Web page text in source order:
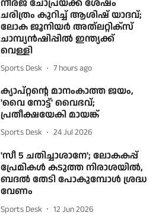
നീരജ് ചോപ്രയ്ക്ക് ശേഷം
ചരിത്രം കുറിച്ച് ആശിഷ് യാദവ്;
ലോക ജൂനിയര്‍ അത്ലറ്റിക്‌സ്
ചാമ്പ്യന്‍ഷിപ്പില്‍ ഇന്ത്യക്ക്
വെള്ളി
Sports Desk 7 hours ago
ക്യാപ്റ്റന്റെ മാനംകാത്ത ജയം,
'വൈ നോട്ട്' വൈഭവ്;
പ്രതീക്ഷയേകി മായങ്ക്
Sports Desk 24 Jul 2026
'സീ 5 ചതിച്ചാശാനേ'; ലോകകപ്പ്
പ്രേമികൾ കടുത്ത നിരാശയിൽ,
ബദൽ തേടി പോകുമ്പോൾ ശ്രദ്ധ
വേണം
Sports Desk 12 Jun 2026